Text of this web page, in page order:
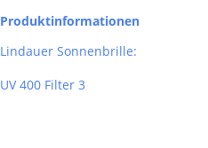
Produktinformationen
Lindauer Sonnenbrille:
UV 400 Filter 3